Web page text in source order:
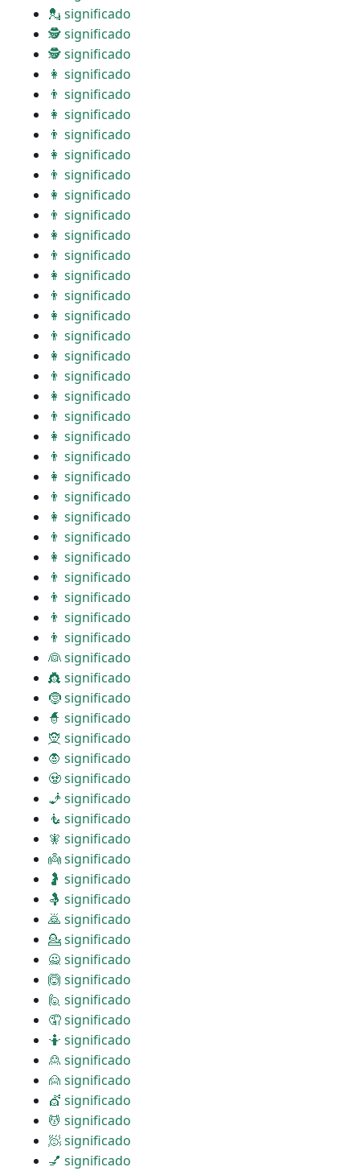
💂 significado
🕵 significado
🕵 significado
👩 significado
👨 significado
👩 significado
👨 significado
👩 significado
👨 significado
👩 significado
👨 significado
👩 significado
👨 significado
👩 significado
👨 significado
👩 significado
👨 significado
👩 significado
👨 significado
👩 significado
👨 significado
👩 significado
👨 significado
👩 significado
👨 significado
👩 significado
👨 significado
👩 significado
👨 significado
👨 significado
👨 significado
👨 significado
👰 significado
👸 significado
🤶 significado
🧙 significado
🧝 significado
🧛 significado
🧟 significado
🧞 significado
🧜 significado
🧚 significado
👼 significado
🤰 significado
🤱 significado
🙇 significado
💁 significado
🙅 significado
🙆 significado
🙋 significado
🤦 significado
🤷 significado
🙎 significado
🙍 significado
💇 significado
💆 significado
🧖 significado
💅 significado